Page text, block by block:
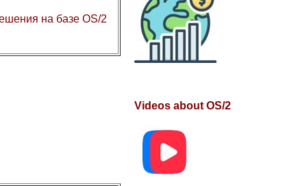
на базе OS/2
Videos about OS/2